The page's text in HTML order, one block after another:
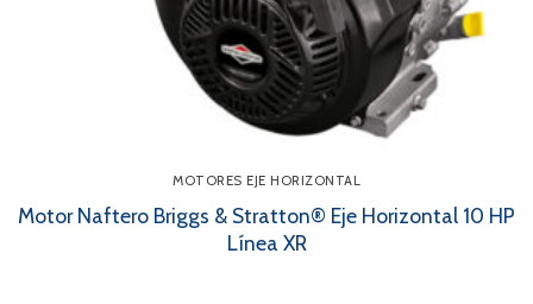
MOTORES EJE HORIZONTAL
Motor Naftero Briggs & Stratton® Eje Horizontal 10 HP
Línea XR